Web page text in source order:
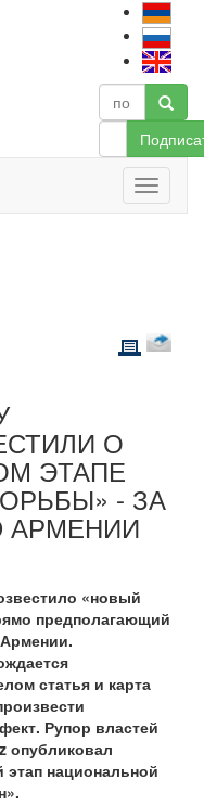
О
ЭТАПЕ
- ЗА
АРМЕНИИ
«новый
предполагающий
статья и карта
Рупор властей
опубликовал
национальной